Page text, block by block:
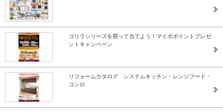
ゴリラシリーズを買って当てよう！マイボポイントプレゼ
ントキャンペーン
リフォームカタログ システムキッチン・レンジフード・
コンロ